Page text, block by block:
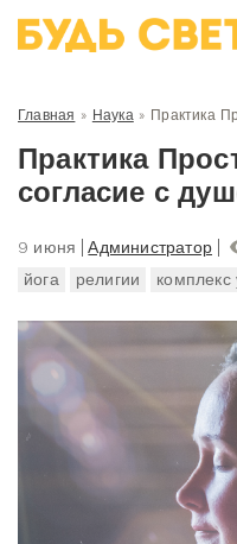
Главная » Наука» Практика
Практика
согласие с
9 июня Администратор
йога
религии